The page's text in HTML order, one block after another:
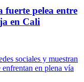
fuerte pelea entre
en Cali
sociales y muestran
enfrentan en plena vía